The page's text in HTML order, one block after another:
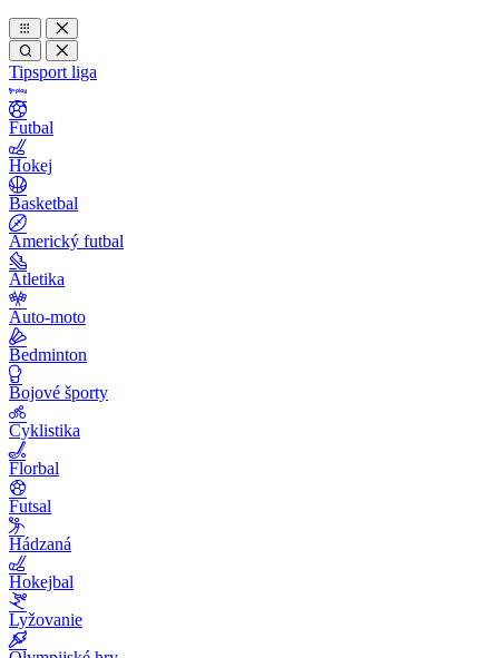
Tipsport liga
Futbal
Hokej
Basketbal
Americký futbal
Atletika
Auto-moto
Bedminton
Bojové športy
Cyklistika
Florbal
Futsal
Hádzaná
Hokejbal
Lyžovanie